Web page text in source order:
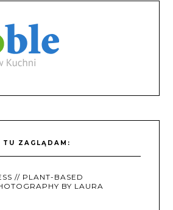
TU ZAGLĄDAM:
// PLANT-BASED
BY LAURA